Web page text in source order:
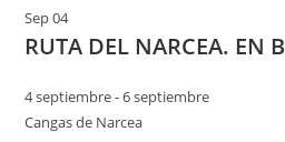
Sep04
RUTA DEL NARCEA. EN
4 septiembre-6 septiembre
Cangas de Narcea